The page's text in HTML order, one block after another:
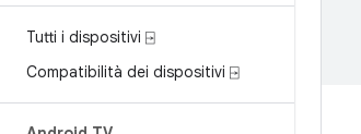
Tutti i dispositivi ⍈
Compatibilità dei dispositivi ⍈